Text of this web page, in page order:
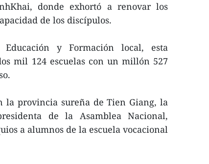
donde exhortó a renovar los
de los discípulos.
Educación y Formación local, esta
mil 124 escuelas con un millón 527
provincia sureña de Tien Giang, la
de la Asamblea Nacional,
a alumnos de la escuela vocacional